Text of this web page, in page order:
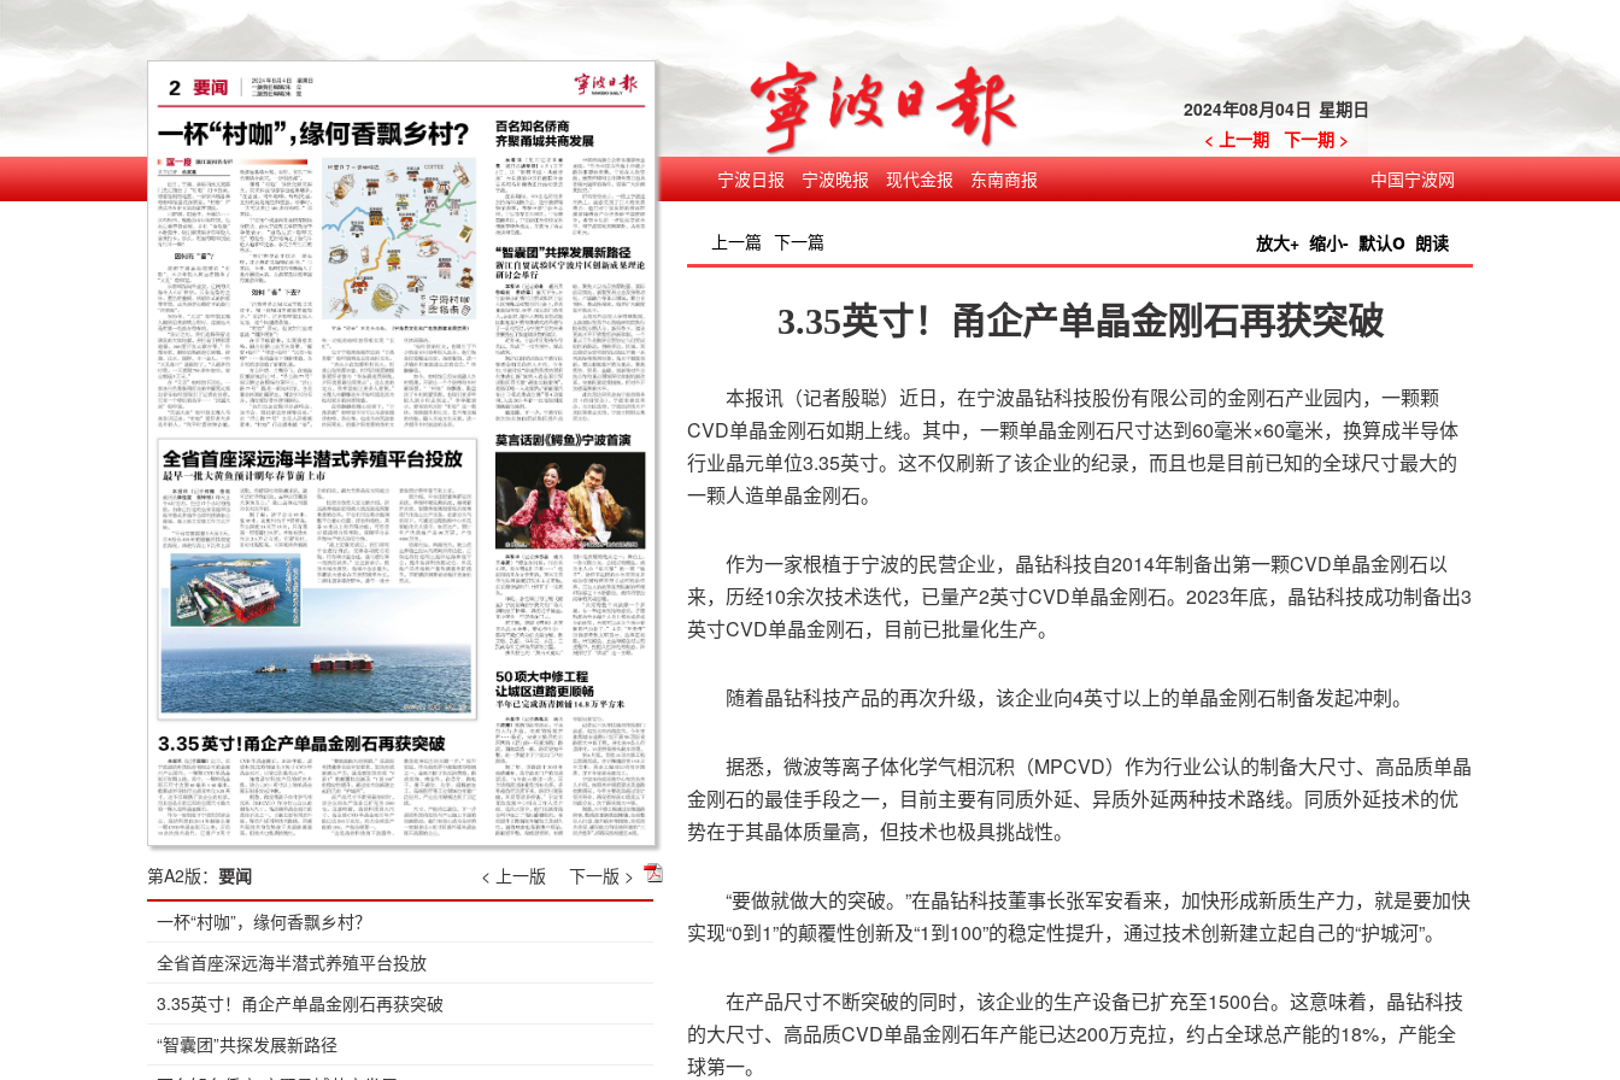
第A2版： 要闻 < 上一版
下一版 >
一杯“村咖”，缘何香飘乡村？
全省首座深远海半潜式养殖平台投放
3.35英寸！甬企产单晶金刚石再获突破
“智囊团”共探发展新路径
2024年08月04日 星期日
< 上一期 下一期 >
宁波日报
宁波晚报 现代金报 东南商报 中国宁波网
上一篇 下一篇 放大+ 缩小- 默认o 朗读
3.35英寸！甬企产单晶金刚石再获突破
本报讯（记者殷聪）近日，在宁波晶钻科技股份有限公司的金刚石产业园内，一颗颗
CVD单晶金刚石如期上线。其中，一颗单晶金刚石尺寸达到60毫米×60毫米，换算成半导体
行业晶元单位3.35英寸。这不仅刷新了该企业的纪录，而且也是目前已知的全球尺寸最大的
一颗人造单晶金刚石。
作为一家根植于宁波的民营企业，晶钻科技自2014年制备出第一颗CVD单晶金刚石以
来，历经10余次技术迭代，已量产2英寸CVD单晶金刚石。2023年底，晶钻科技成功制备出3
英寸CVD单晶金刚石，目前已批量化生产。
随着晶钻科技产品的再次升级，该企业向4英寸以上的单晶金刚石制备发起冲刺。
据悉，微波等离子体化学气相沉积（MPCVD）作为行业公认的制备大尺寸、高品质单晶
金刚石的最佳手段之一，目前主要有同质外延、异质外延两种技术路线。同质外延技术的优
势在于其晶体质量高，但技术也极具挑战性。
“要做就做大的突破。”在晶钻科技董事长张军安看来，加快形成新质生产力，就是要加快
实现“0到1”的颠覆性创新及“1到100”的稳定性提升，通过技术创新建立起自己的“护城河”。
在产品尺寸不断突破的同时，该企业的生产设备已扩充至1500台。这意味着，晶钻科技
的大尺寸、高品质CVD单晶金刚石年产能已达200万克拉，约占全球总产能的18%，产能全
球第一。